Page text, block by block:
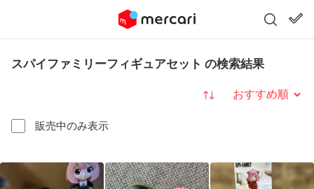
スパイファミリーフィギュアセット の検索結果
販売中のみ表示
並び替え